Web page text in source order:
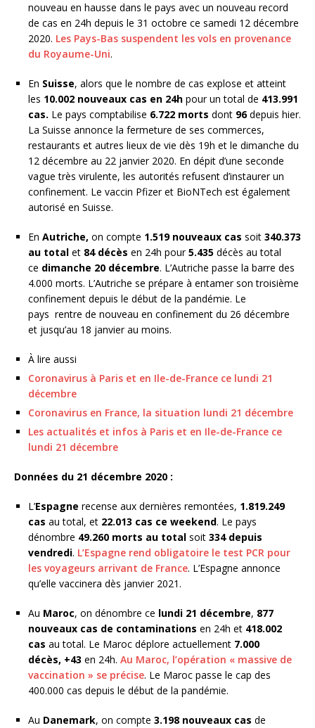
nouveau en hausse dans le pays avec un nouveau record
de cas en 24h depuis le 31 octobre ce samedi 12 décembre
2020. Les Pays-Bas suspendent les vols en provenance
du Royaume-Uni.
En Suisse, alors que le nombre de cas explose et atteint
les 10.002 nouveaux cas en 24h pour un total de 413.991
cas. Le pays comptabilise 6.722 morts dont 96depuis hier.
La Suisse annonce la fermeture de ses commerces,
restaurants et autres lieux de vie dès 19h et le dimanche du
12 décembre au 22 janvier 2020. En dépit d’une seconde
vague très virulente, les autorités refusent d’instaurer un
confinement. Le vaccin Pfizer et BioNTech est également
autorisé en Suisse.
En Autriche, on compte 1.519 nouveaux cas soit 340.373
au total et 84 décès en 24h pour5.435 décès au total
ce dimanche 20 décembre. L’Autriche passe la barre des
4.000 morts. L’Autriche se prépare à entamer son troisième
confinement depuis le début de la pandémie. Le
pays rentre de nouveau en confinement du 26 décembre
et jusqu’au 18 janvier au moins.
À lire aussi
Coronavirus à Paris et en Ile-de-France ce lundi 21
décembre
Coronavirus en France, la situation lundi 21 décembre
Les actualités et infos à Paris et en Ile-de-France ce
lundi 21 décembre
Données du 21 décembre 2020 :
L’Espagne recense aux dernières remontées, 1.819.249
cas au total, et 22.013 cas ce weekend. Le pays
dénombre 49.260 morts au total soit 334 depuis
vendredi. L’Espagne rend obligatoire le test PCR pour
les voyageurs arrivant de France. L’Espagne annonce
qu’elle vaccinera dès janvier 2021.
Au Maroc, on dénombre ce lundi 21 décembre, 877
nouveaux cas de contaminations en 24h et 418.002
cas au total. Le Maroc déplore actuellement 7.000
décès, +43 en 24h. Au Maroc, l’opération « massive de
vaccination » se précise. Le Maroc passe le cap des
400.000 cas depuis le début de la pandémie.
Au Danemark, on compte 3.198 nouveaux cas de